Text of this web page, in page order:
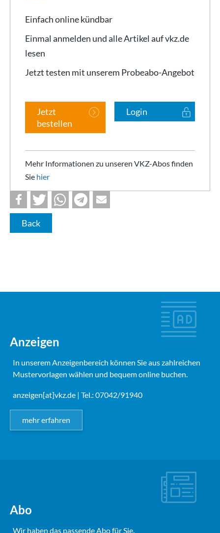
Einfach online kündbar
Einmal anmelden und alle Artikel auf vkz.de
lesen
Jetzt testen mit unserem Probeabo-Angebot
Jetzt
bestellen
Login
Mehr Informationen zu unseren VKZ-Abos finden
Sie hier
Back
Anzeigen
In unserem Anzeigenbereich können Sie aus zahlreichen
Mustervorlagen wählen und bequem online buchen.
anzeigen[at]vkz.de | Tel.: 07042/91940
mehr erfahren
Abo
Wir haben das passende Abo für Sie.